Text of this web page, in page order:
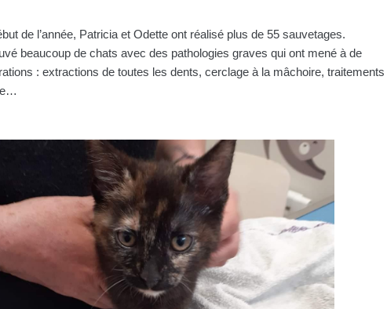
de l’année, Patricia et Odette ont réalisé plus de 55 sauvetages.
beaucoup de chats avec des pathologies graves qui ont mené à de
: extractions de toutes les dents, cerclage à la mâchoire, traitements